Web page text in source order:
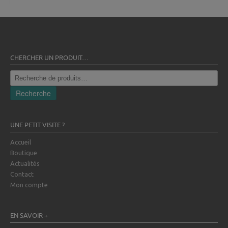
CHERCHER UN PRODUIT…
Recherche
pour :
Recherche
UNE PETIT VISITE ?
Accueil
Boutique
Actualités
Contact
Mon compte
EN SAVOIR +